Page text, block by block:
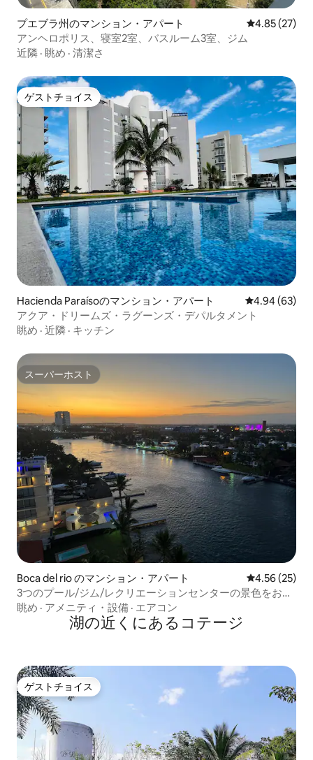
プエブラ州のマンション・アパート レビュー27
4.85 (27)
アンヘロポリス、寝室2室、バスルーム3室、ジム
近隣 · 眺め · 清潔さ
ゲストチョイス
ゲストチョイス
Hacienda Paraísoのマンション・アパート レビュー63
4.94 (63)
アクア・ドリームズ・ラグーンズ・デパルタメント
眺め · 近隣 · キッチン
スーパーホスト
スーパーホスト
Boca del rio のマンション・アパート レビュー25
4.56 (25)
3つのプール/ジム/レクリエーションセンターの景色をお楽
しみください
眺め · アメニティ・設備 · エアコン
湖の近くにあるコテージ
ゲストチョイス
ゲストチョイス